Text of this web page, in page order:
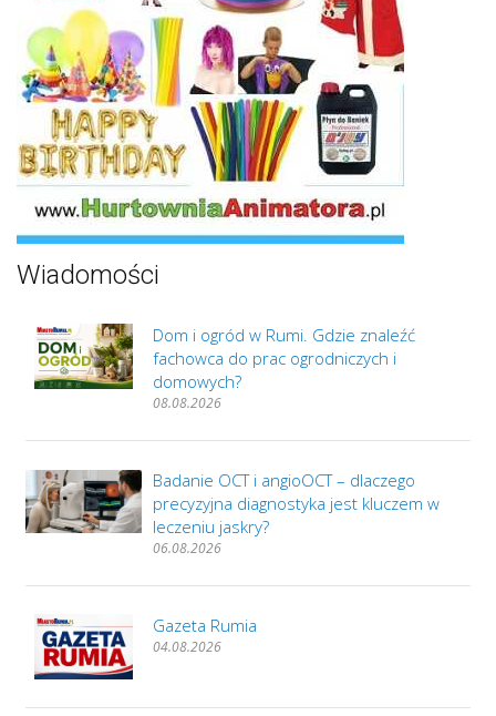
Wiadomości
Dom i ogród w Rumi. Gdzie znaleźć
fachowca do prac ogrodniczych i
domowych?
08.08.2026
Badanie OCT i angioOCT – dlaczego
precyzyjna diagnostyka jest kluczem w
leczeniu jaskry?
06.08.2026
Gazeta Rumia
04.08.2026